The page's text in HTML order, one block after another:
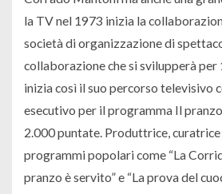
la TV nel 1973 inizia la
società di organizzazione di
collaborazione che si svilupperà per
inizia così il suo percorso televisivo
esecutivo per il programma Il
2.000 puntate. Produttrice,
programmi popolari come “La
pranzo è servito” e “La prova del